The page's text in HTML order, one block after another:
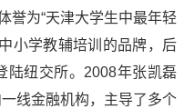
誉为“天津大学生中最年轻
小学教辅培训的品牌，后
陆纽交所。2008年张凯磊
线金融机构，主导了多个